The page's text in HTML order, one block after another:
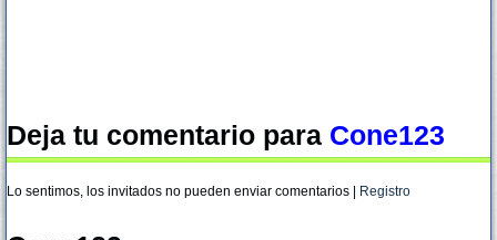
Deja tu comentario para Cone123
Lo sentimos, los invitados no pueden enviar comentarios | Registro